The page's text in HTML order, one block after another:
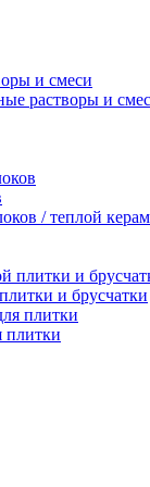
и смеси
растворы и
/ теплой
и брусчатки
плитки